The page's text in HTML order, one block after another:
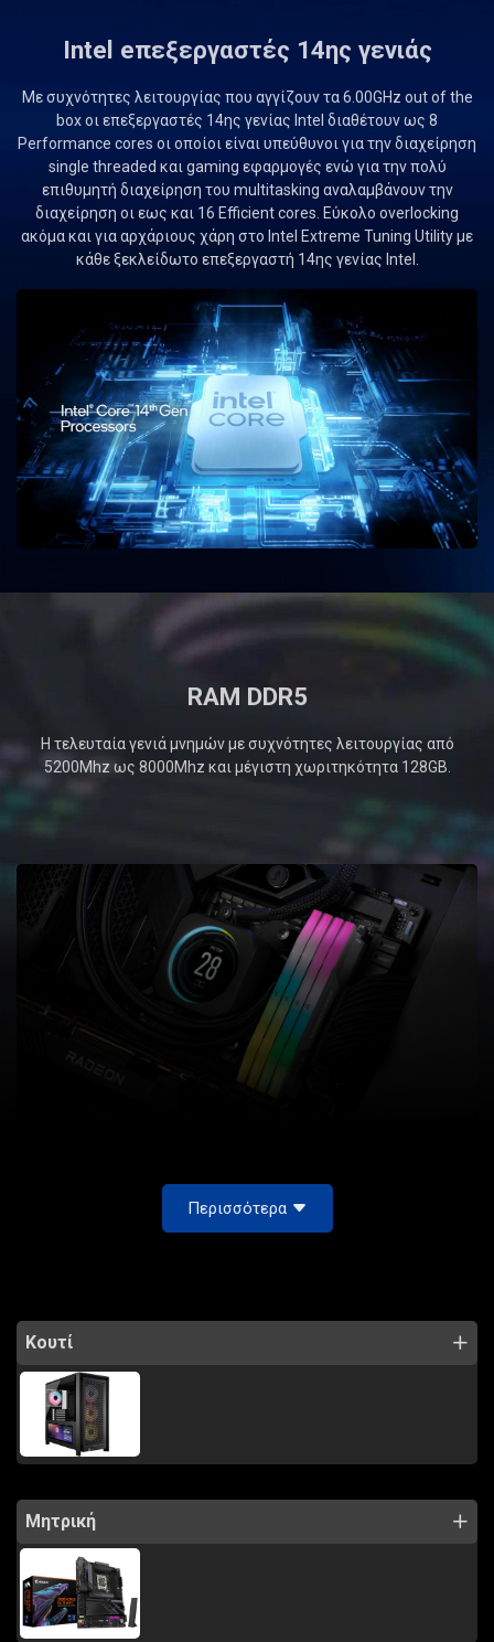
Intel eπεξεργαστές 14ης γενιάς
Με συχνότητες λειτουργίας που αγγίζουν τα 6.00GHz out of the
box οι επεξεργαστές 14ης γενίας Intel διαθέτουν ως 8
Performance cores οι οποίοι είναι υπεύθυνοι για την διαχείρηση
single threaded και gaming εφαρμογές ενώ για την πολύ
επιθυμητή διαχείρηση του multitasking αναλαμβάνουν την
διαχείρηση οι εως και 16 Efficient cores. Εύκολο overlocking
ακόμα και για αρχάριους χάρη στο Intel Extreme Tuning Utility με
κάθε ξεκλείδωτο επεξεργαστή 14ης γενίας Intel.
RAM DDR5
Η τελευταία γενιά μνημών με συχνότητες λειτουργίας από
5200Mhz ως 8000Mhz και μέγιστη χωριτηκότητα 128GB.
Περισσότερα
Κουτί
Μητρική